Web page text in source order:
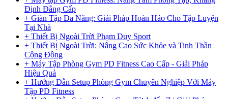
Định Đẳng Cấp
+ Giàn Tập Đa Năng: Giải Pháp Hoàn Hảo Cho Tập Luyện
Tại Nhà
+ Thiết Bị Ngoài Trời Phạm Duy Sport
+ Thiết Bị Ngoài Trời: Nâng Cao Sức Khỏe và Tinh Thần
Cộng Đồng
+ Máy Tập Phòng Gym PD Fitness Cao Cấp - Giải Pháp
Hiệu Quả
+ Hướng Dẫn Setup Phòng Gym Chuyên Nghiệp Với Máy
Tập PD Fitness